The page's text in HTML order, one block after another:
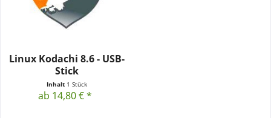
Linux Kodachi 8.6 - USB-
Stick
Inhalt 1 Stück
ab 14,80 € *